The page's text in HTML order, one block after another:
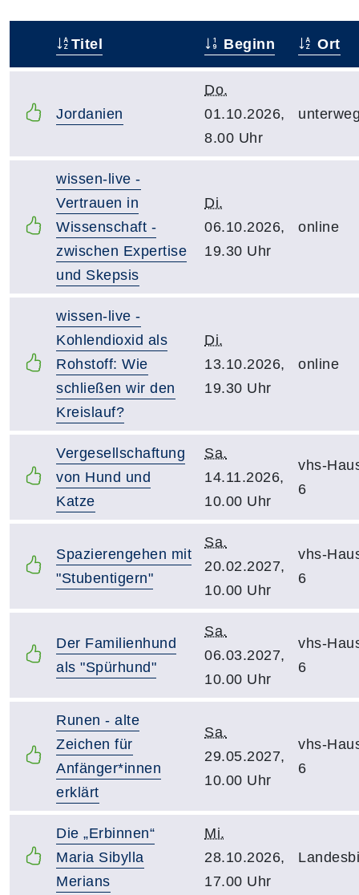
Titel Beginn Ort
Jordanien
Do.
01.10.2026,
8.00 Uhr
wissen-live -
Vertrauen in
Wissenschaft -
zwischen Expertise
und Skepsis
Di.
06.10.2026,
19.30 Uhr
online
wissen-live -
Kohlendioxid als
Rohstoff: Wie
schließen wir den
Kreislauf?
Di.
13.10.2026,
19.30 Uhr
online
Vergesellschaftung
von Hund und
Katze
Sa.
14.11.2026,
10.00 Uhr
vhs-
6
Spazierengehen mit
"Stubentigern"
Sa.
20.02.2027,
10.00 Uhr
vhs-
6
Der Familienhund
als "Spürhund"
Sa.
06.03.2027,
10.00 Uhr
vhs-
6
Runen - alte
Zeichen für
Anfänger*innen
erklärt
Sa.
29.05.2027,
10.00 Uhr
vhs-
6
Die „Erbinnen“
Maria Sibylla
Merians
Mi.
28.10.2026,
17.00 Uhr